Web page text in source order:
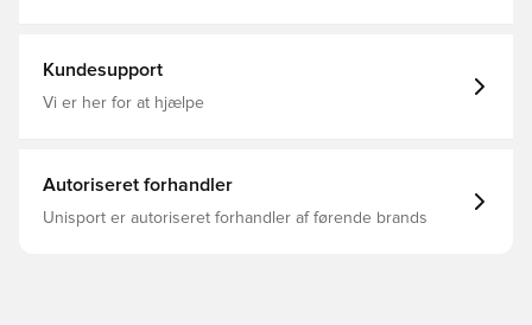
Kundesupport
Vi er her for at hjælpe
Autoriseret forhandler
Unisport er autoriseret forhandler af førende brands